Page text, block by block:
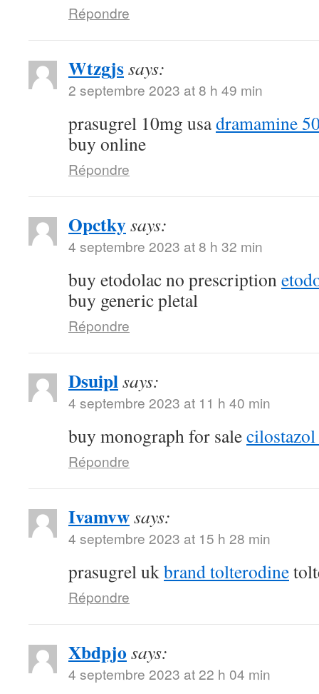
Répondre
Wtzgjssays:
2 septembre 2023 at 8 h 49 min
prasugrel 10mg usadramamine
buy online
Répondre
Opctkysays:
4 septembre 2023 at 8 h 32 min
buy etodolac no prescription
buy generic pletal
Répondre
Dsuiplsays:
4 septembre 2023 at 11 h 40 min
buy monograph for sale
Répondre
Ivamvwsays:
4 septembre 2023 at 15 h 28 min
prasugrel ukbrand tolterodine
Répondre
Xbdpjo says:
4 septembre 2023 at 22 h 04 min